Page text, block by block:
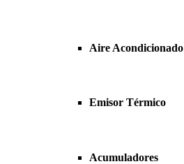
Aire Acondicionado
Emisor Térmico
Acumuladores